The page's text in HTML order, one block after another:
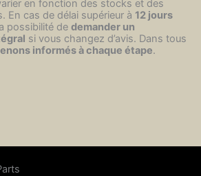
en fonction des stocks et des
En cas de délai supérieur à 12 jours
possibilité de demander un
si vous changez d’avis. Dans tous
informés à chaque étape.